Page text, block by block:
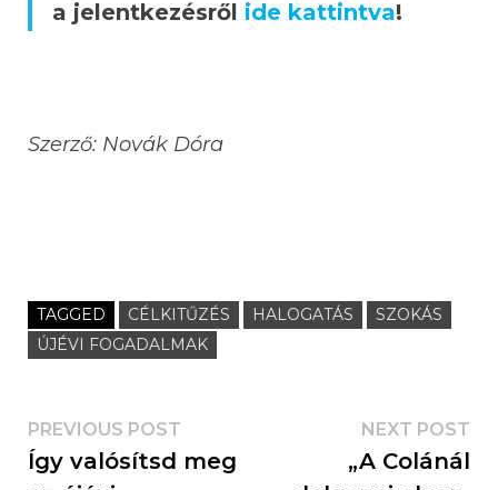
a jelentkezésről ide kattintva!
Szerző: Novák Dóra
TAGGED CÉLKITŰZÉS HALOGATÁS
SZOKÁS
ÚJÉVI FOGADALMAK
PREVIOUS POST
Így valósítsd meg
NEXT POST
„A Colánál